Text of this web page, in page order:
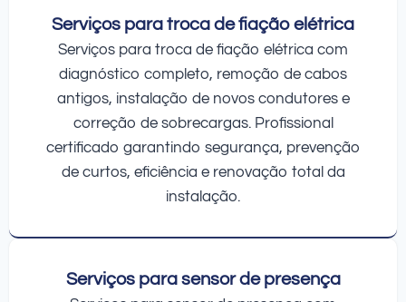
Serviços para troca de fiação elétrica
Serviços para troca de fiação elétrica com
diagnóstico completo, remoção de cabos
antigos, instalação de novos condutores e
correção de sobrecargas. Profissional
certificado garantindo segurança, prevenção
de curtos, eficiência e renovação total da
instalação.
Serviços para sensor de presença